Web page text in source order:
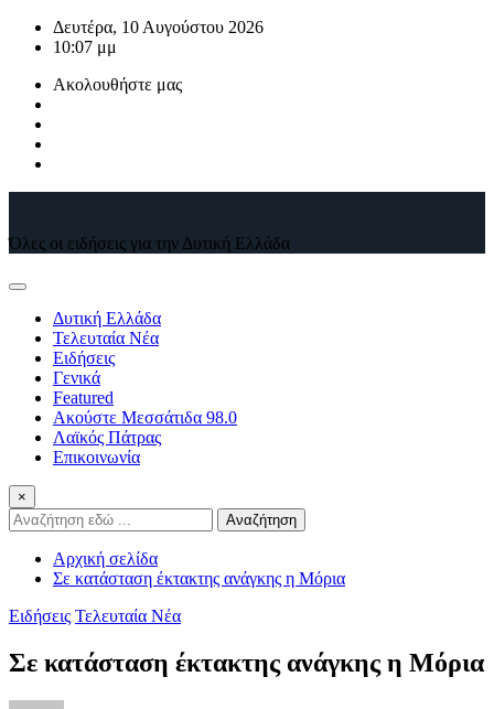
ΜετάβασηΔευτέρα, 10 Αυγούστου 2026
10:07 μμ
Ακολουθήστε μας
Όλες οι ειδήσεις για την Δυτική Ελλάδα
Δυτική Ελλάδα
Τελευταία Νέα
Ειδήσεις
Γενικά
Featured
Ακούστε Μεσσάτιδα 98.0
Λαϊκός Πάτρας
Επικοινωνία
×
Αναζήτηση
Αρχική σελίδα
Σε κατάσταση έκτακτης ανάγκης η Μόρια
Ειδήσεις Τελευταία Νέα
Σε κατάσταση έκτακτης ανάγκης η Μόρια